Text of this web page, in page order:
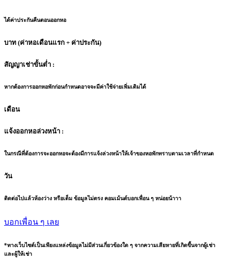
ได้ค่าประกันคืนตอนออกหอ
บาท (ค่าหอเดือนแรก + ค่าประกัน)
สัญญาเช่าขั้นต่ำ :
หากต้องการออกหอพักก่อนกำหนดอาจจะมีค่าใช้จ่ายเพิ่มเติมได้
เดือน
แจ้งออกหอล่วงหน้า :
ในกรณีที่ต้องการจะออกหอจะต้องมีการแจ้งล่วงหน้าให้เจ้าของหอพักทราบตามเวลาที่กำหนด
วัน
ติดต่อไปแล้วห้องว่าง หรือเต็ม ข้อมูลไม่ตรง คอมเม้นต์บอกเพื่อน ๆ หน่อยน้าาา
บอกเพื่อน ๆ เลย
*ทางเว็บไซต์เป็นเพียงแหล่งข้อมูลไม่มีส่วนเกี่ยวข้องใด ๆ จากความเสียหายที่เกิดขึ้นจากผู้เช่า
และผู้ให้เช่า